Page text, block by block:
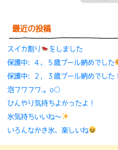
最近の投稿
スイカ割り
をしました
保護中: ４、５歳プール納めでした
保護中: ２，３歳プール納めでした！
泡フワフワ.。o○
ひんやり気持ちよかったよ！
氷気持ちいいね〜
いろんなかき氷、楽しいね